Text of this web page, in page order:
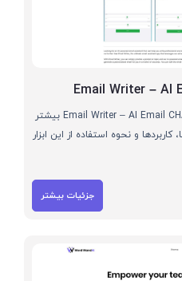
Email Writer – AI
با هوش مصنوعی Email Writer – AI Email CHATGPT iOS APP بیشتر
و نحوه استفاده از این ابزار
جزئیات بیشتر